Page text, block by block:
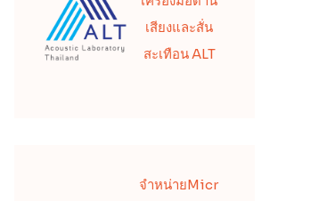
เสียงและสั่น
สะเทือน ALT
จำหน่ายMicr